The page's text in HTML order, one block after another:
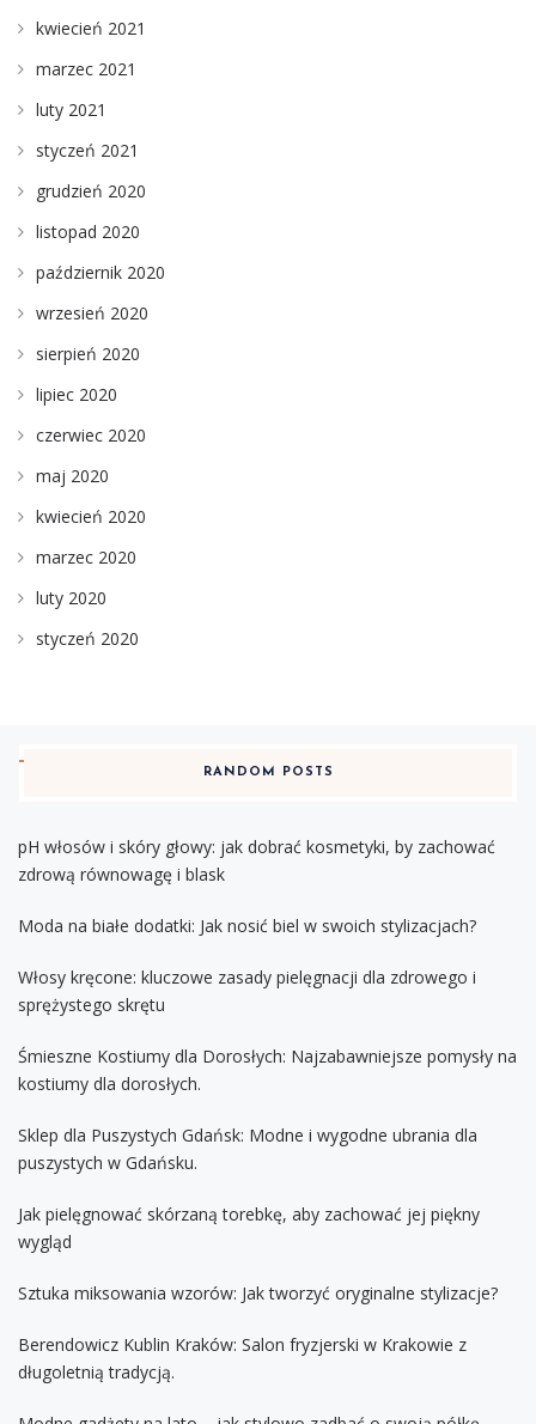
kwiecień 2021
marzec 2021
luty 2021
styczeń 2021
grudzień 2020
listopad 2020
październik 2020
wrzesień 2020
sierpień 2020
lipiec 2020
czerwiec 2020
maj 2020
kwiecień 2020
marzec 2020
luty 2020
styczeń 2020
RANDOM POSTS
pH włosów i skóry głowy: jak dobrać kosmetyki, by zachować
zdrową równowagę i blask
Moda na białe dodatki: Jak nosić biel w swoich stylizacjach?
Włosy kręcone: kluczowe zasady pielęgnacji dla zdrowego i
sprężystego skrętu
Śmieszne Kostiumy dla Dorosłych: Najzabawniejsze pomysły na
kostiumy dla dorosłych.
Sklep dla Puszystych Gdańsk: Modne i wygodne ubrania dla
puszystych w Gdańsku.
Jak pielęgnować skórzaną torebkę, aby zachować jej piękny
wygląd
Sztuka miksowania wzorów: Jak tworzyć oryginalne stylizacje?
Berendowicz Kublin Kraków: Salon fryzjerski w Krakowie z
długoletnią tradycją.